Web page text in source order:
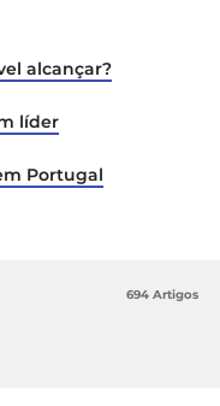
alcançar?
líder
Portugal
694 Artigos